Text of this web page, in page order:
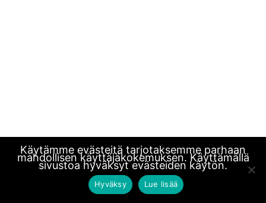
Käytämme evästeitä tarjotaksemme parhaan
mahdollisen käyttäjäkokemuksen. Käyttämällä
sivustoa hyväksyt evästeiden käytön.
Hyväksy Lue lisää